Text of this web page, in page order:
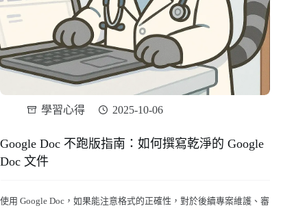
學習心得 2025-10-06
Google Doc 不跑版指南：如何撰寫乾淨的 Google
Doc 文件
使用 Google Doc，如果能注意格式的正確性，對於後續專案維護、審